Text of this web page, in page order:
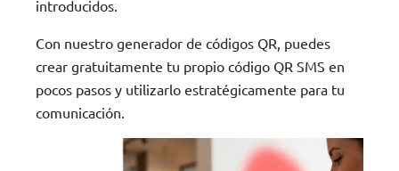
introducidos.
Con nuestro generador de códigos QR, puedes
crear gratuitamente tu propio código QR SMS en
pocos pasos y utilizarlo estratégicamente para tu
comunicación.